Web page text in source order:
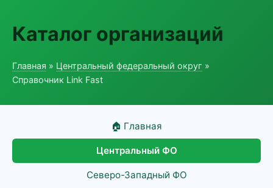
Каталог организаций
Главная » Центральный федеральный округ »
Справочник Link Fast
🏠 Главная
Центральный ФО
Северо-Западный ФО